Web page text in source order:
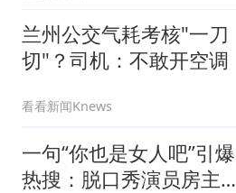
兰州公交气耗考核"一刀
切"？司机：不敢开空调
看看新闻Knews
一句“你也是女人吧”引爆
热搜：脱口秀演员房主任